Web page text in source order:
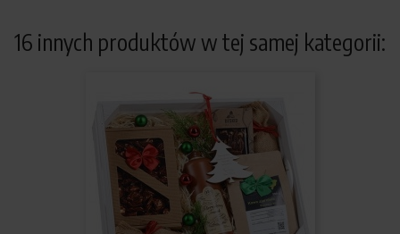
16 innych produktów w tej samej kategorii: